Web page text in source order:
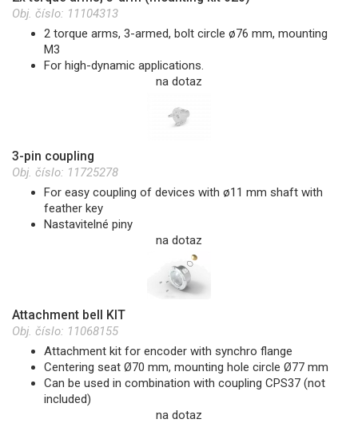
Obj. číslo: 11104313
2 torque arms, 3-armed, bolt circle ø76 mm, mounting
M3
For high-dynamic applications.
na dotaz
3-pin coupling
Obj. číslo: 11725278
For easy coupling of devices with ø11 mm shaft with
feather key
Nastavitelné piny
na dotaz
Attachment bell KIT
Obj. číslo: 11068155
Attachment kit for encoder with synchro flange
Centering seat Ø70 mm, mounting hole circle Ø77 mm
Can be used in combination with coupling CPS37 (not
included)
na dotaz